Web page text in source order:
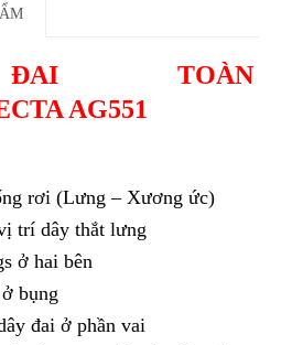
TOÀN
AG551
rơi (Lưng – Xương ức)
trí dây thắt lưng
ở hai bên
bụng
đai ở phần vai